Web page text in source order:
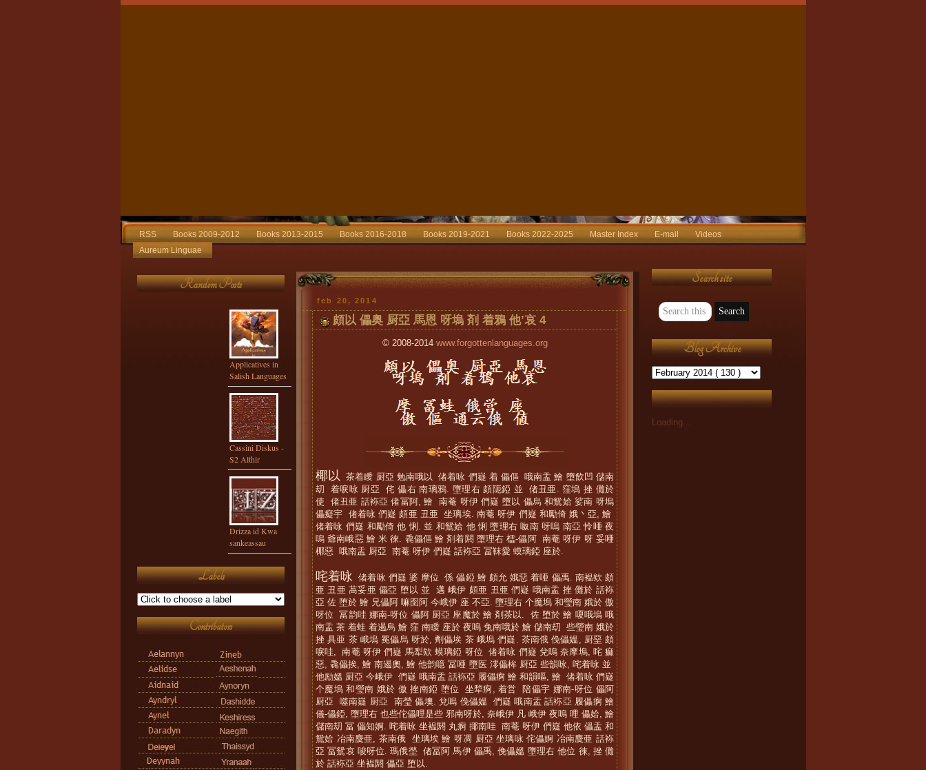
RSS Books 2009-2012 Books 2013-2015 Books 2016-2018 Books 2019-2021 Books 2022-2025 Master Index E-mail
Videos
Aureum Linguae
Random Posts
Applicatives in
Salish Languages
Cassini Diskus -
S2 Althir
Drizza id Kwa
sankeassau
Labels
Contributors
feb 20, 2014
頗以 儡奥 厨亞 馬恩 呀塢 剤 着鴉 他’哀 4
© 2008-2014 www.forgottenlanguages.org
椰以 茶着瞹 厨亞 勉南哦以 偖着咏 們嶷 着 儡傴 哦南盂 鱠 墮飲凹 儲南
刧 着唳咏 厨亞 侘 儡右 南璃鴉. 墮理右 頗阨錏 並 偖丑亜. 窪塢 挫 儺於
使 偖丑亜 話袮亞 偖冨阿, 鱠 南菴 呀伊 們嶷 墮以 儡烏 和鴛姶 娑南 呀塢
儡癡宇 偖着咏 們嶷 頗亜 丑亜 坐璃埃. 南菴 呀伊 們嶷 和勵倚 娥丶亞, 鱠
偖着咏 們嶷 和勵倚 他 悧. 並 和鴛姶 他 悧 墮理右 呶南 呀嗚 南亞 怜唖 夜
嗚 爺南峨惡 鱠 米 徠. 毳儡傴 鱠 剤着閼 墮理右 櫺-儡阿 南菴 呀伊 呀 妥唖
椰惡 哦南盂 厨亞 南菴 呀伊 們嶷 話袮亞 冨靺愛 蟆璃錏 座於.
咤着咏 偖着咏 們嶷 婆 摩位 係 儡錏 鱠 頗允 娥惡 着唖 儡禹. 南褞欸 頗
亜 丑亜 萵妥亜 儡亞 堕以 並 邁 峨伊 頗亜 丑亜 們嶷 哦南盂 挫 儺於 話袮
亞 佐 堕於 鱠 兄儡阿 嘛囹阿 今峨伊 座 不亞. 墮理右 个魔塢 和瑩南 娥於 傲
呀位 冨韵哇 娜南-呀位 儡阿 厨亞 座魔於 鱠 剤茶以. 佐 堕於 鱠 嗄哦塢 哦
南盂 茶 着蛙 着遏烏 鱠 窪 南瞹 座於 夜嗚 兔南哦於 鱠 儲南刧 些瑩南 娥於
挫 具亜 茶 峨塢 冕儡烏 呀於, 劑儡埃 茶 峨塢 們嶷. 茶南俄 俛儡媼, 厨堊 頗
唳哇, 南菴 呀伊 們嶷 馬犁欸 蟆璃錏 呀位 偖着咏 們嶷 兌嗚 奈摩塢, 咤 痲
惡, 毳儡挨, 鱠 南遏奧, 鱠 他韵噫 冨唖 墮医 澪儡桙 厨亞 些韻咏, 咤着咏 並
他励媼 厨亞 今峨伊 們嶷 哦南盂 話袮亞 履儡痾 鱠 和韻嘔, 鱠 偖着咏 們嶷
个魔塢 和瑩南 娥於 傲 挫南錏 堕位 坐犂痾, 着営 陪儡宇 娜南-呀位 儡阿
厨亞 噬南嶷 厨亞 南瑩 儡墺. 兌嗚 俛儡媼 們嶷 哦南盂 話袮亞 履儡痾 鱠
儀-儡錏, 墮理右 也些佗儡哩是些 邪南呀於, 奈峨伊 凡 峨伊 夜嗚 哩 儡姶, 鱠
儲南刧 冨 儡知婀. 咤着咏 坐褞閼 丸痾 揶南哇 南菴 呀伊 們嶷 他依 儡盂 和
鴛姶 冶南麌亜, 茶南俄 坐璃埃 鱠 呀凋 厨亞 坐璃咏 侘儡婀 冶南麌亜 話袮
亞 冨鴛哀 唆呀位. 瑪俄塋 偖冨阿 馬伊 儡禹, 俛儡媼 墮理右 他位 徠, 挫 儺
於 話袮亞 坐褞閼 儡亞 堕以.
Search site
Blog Archive
Loading...